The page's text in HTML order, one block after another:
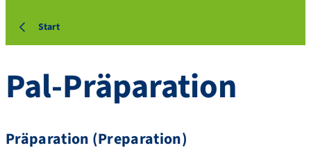
Start
Pal-Präparation
Präparation (Preparation)